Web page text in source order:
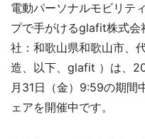
電動パーソナルモビリテ
プで手がけるglafit株式会
社：和歌山県和歌山市、
造、以下、glafit ）は、
月31日（金）9:59の期間
ェアを開催中です。